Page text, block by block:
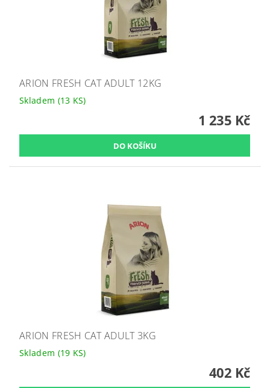
ARION FRESH CAT ADULT 12KG
Skladem (13 KS)
1 235 Kč
ARION FRESH CAT ADULT 3KG
Skladem (19 KS)
402 Kč